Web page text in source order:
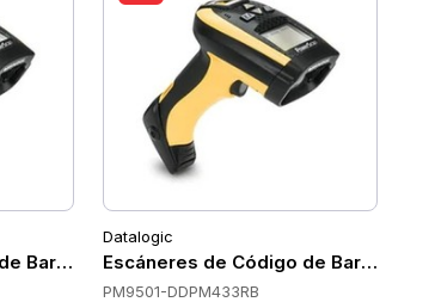
DPM433RB
Barras Portátiles Datalogic PM9501-
Datalogic
Escáneres de Código de Barras
PM9501-DDPM433RB